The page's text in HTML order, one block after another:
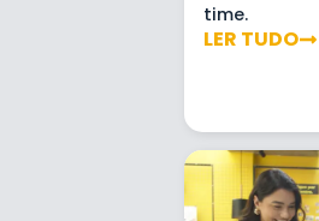
time.
LER TUDO